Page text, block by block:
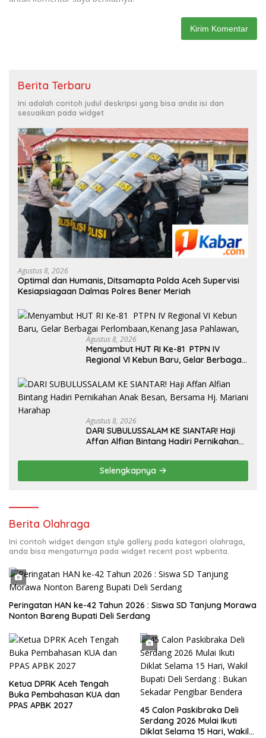
Berita Terbaru
Ini adalah contoh judul deskripsi yang bisa anda isi dan
sesuaikan pada widget
Agustus 8, 2026
Optimal dan Humanis, Ditsamapta Polda Aceh Supervisi
Kesiapsiagaan Dalmas Polres Bener Meriah
Agustus 8, 2026
Menyambut HUT RI Ke-81 PTPN IV
Regional VI Kebun Baru, Gelar Berbagai
Agustus 8, 2026
DARI SUBULUSSALAM KE SIANTAR! Haji
Affan Alfian Bintang Hadiri Pernikahan
Harahap
Selengkapnya
Berita Olahraga
Ini contoh widget dengan style gallery pada kategori olahraga,
anda bisa mengaturnya pada widget recent post wpberita.
Peringatan HAN ke-42 Tahun 2026 : Siswa SD Tanjung Morawa
Nonton Bareng Bupati Deli Serdang
Ketua DPRK Aceh Tengah
Buka Pembahasan KUA dan
PPAS APBK 2027
45 Calon Paskibraka Deli
Serdang 2026 Mulai Ikuti
Diklat Selama 15 Hari, Wakil